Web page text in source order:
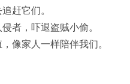
赶它们。
者，吓退盗贼小偷。
像家人一样陪伴我们。